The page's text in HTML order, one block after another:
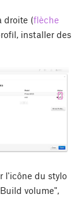
droite (flèche
installer des
l'icône du stylo
volume",